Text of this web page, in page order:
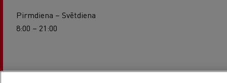
Pirmdiena – Svētdiena
8:00 – 21:00